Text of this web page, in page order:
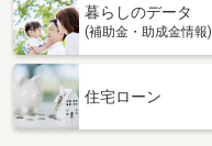
暮らしのデータ
(補助金・助成金情報)
住宅ローン